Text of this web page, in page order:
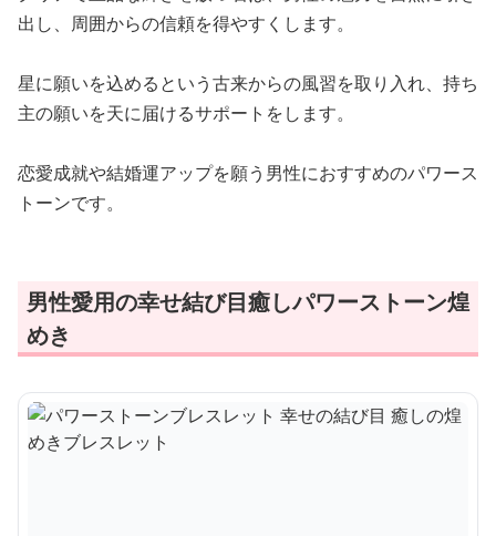
出し、周囲からの信頼を得やすくします。
星に願いを込めるという古来からの風習を取り入れ、持ち
主の願いを天に届けるサポートをします。
恋愛成就や結婚運アップを願う男性におすすめのパワース
トーンです。
男性愛用の幸せ結び目癒しパワーストーン煌
めき